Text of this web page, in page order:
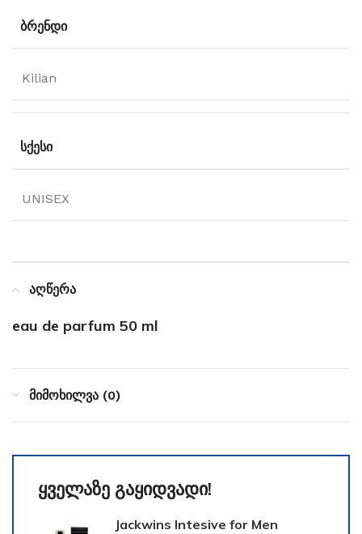
ᲑᲠᲔᲜᲓᲘ
Kilian
ᲡᲥᲔᲡᲘ
UNISEX
აღწერა
eau de parfum 50 ml
მიმოხილვა (0)
ყველაზე გაყიდვადი!
Jackwins Intesive for Men